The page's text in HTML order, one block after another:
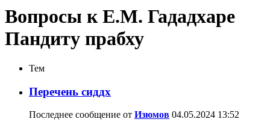
Вопросы к Е.М. Гададхаре
Пандиту прабху
Тем
Перечень сиддх
Последнее сообщение от Изюмов 04.05.2024 13:52